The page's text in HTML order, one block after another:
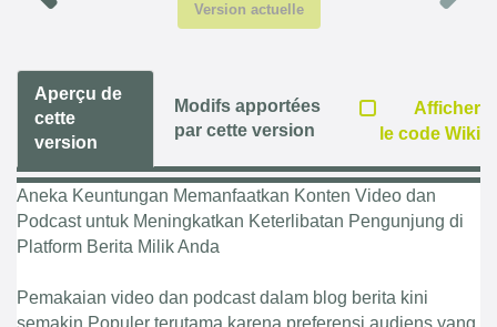
Version actuelle
Aperçu de
cette
version
Modifs apportées
par cette version
Afficher
le code Wiki